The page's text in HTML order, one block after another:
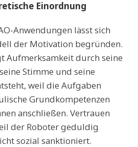
Einordnung
Anwendungen lässt sich
der Motivation begründen.
Aufmerksamkeit durch seine
Stimme und seine
weil die Aufgaben
Grundkompetenzen
anschließen. Vertrauen
der Roboter geduldig
sozial sanktioniert.